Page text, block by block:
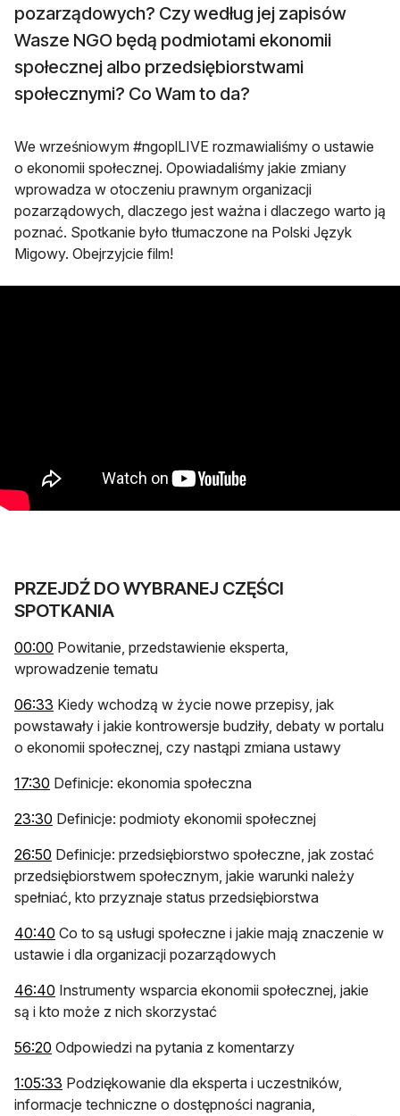
pozarządowych? Czy według jej zapisów
Wasze NGO będą podmiotami ekonomii
społecznej albo przedsiębiorstwami
społecznymi? Co Wam to da?
We wrześniowym #ngoplLIVE rozmawialiśmy o ustawie
o ekonomii społecznej. Opowiadaliśmy jakie zmiany
wprowadza w otoczeniu prawnym organizacji
pozarządowych, dlaczego jest ważna i dlaczego warto ją
poznać. Spotkanie było tłumaczone na Polski Język
Migowy. Obejrzyjcie film!
PRZEJDŹ DO WYBRANEJ CZĘŚCI
SPOTKANIA
00:00 otwiera się w nowej karcie
Powitanie, przedstawienie eksperta,
wprowadzenie tematu
06:33 otwiera się w nowej karcie
Kiedy wchodzą w życie nowe przepisy, jak
powstawały i jakie kontrowersje budziły, debaty w portalu
o ekonomii społecznej, czy nastąpi zmiana ustawy
17:30 otwiera się w nowej karcie
Definicje: ekonomia społeczna
23:30 otwiera się w nowej karcie
Definicje: podmioty ekonomii społecznej
26:50 otwiera się w nowej karcie
Definicje: przedsiębiorstwo społeczne, jak zostać
przedsiębiorstwem społecznym, jakie warunki należy
spełniać, kto przyznaje status przedsiębiorstwa
40:40 otwiera się w nowej karcie
Co to są usługi społeczne i jakie mają znaczenie w
ustawie i dla organizacji pozarządowych
46:40 otwiera się w nowej karcie
Instrumenty wsparcia ekonomii społecznej, jakie
są i kto może z nich skorzystać
56:20 otwiera się w nowej karcie
Odpowiedzi na pytania z komentarzy
1:05:33 otwiera się w nowej karcie
Podziękowanie dla eksperta i uczestników,
informacje techniczne o dostępności nagrania,